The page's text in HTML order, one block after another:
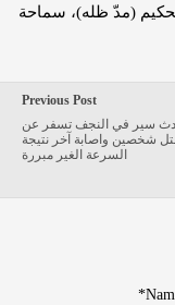
(مدّ ظله)، سماحة
Previous Post
سير في النجف تسفر عن
شخصين واصابة آخر نتيجة
السرعة الغير مبررة